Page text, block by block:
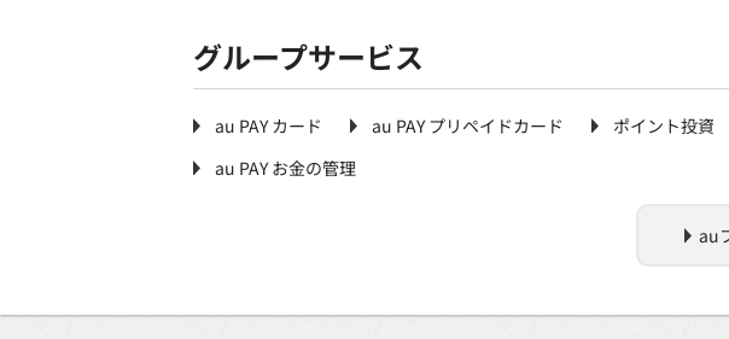
グループサービス
au PAY カード au PAY プリペイドカード ポイント投資
au PAY お金の管理
au